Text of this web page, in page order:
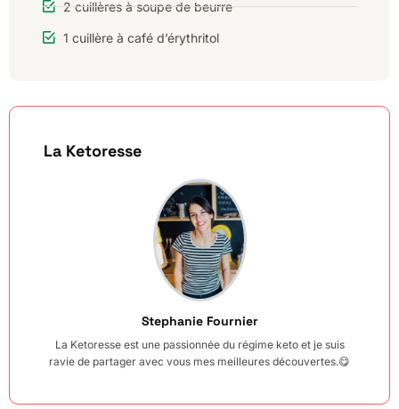
2 cuillères à soupe de beurre
1 cuillère à café d’érythritol
La Ketoresse
Stephanie Fournier
La Ketoresse est une passionnée du régime keto et je suis
ravie de partager avec vous mes meilleures découvertes.😋